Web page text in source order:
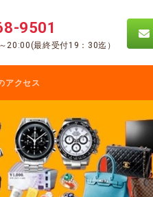
9501
20:00(最終受付19：30迄）
アクセス